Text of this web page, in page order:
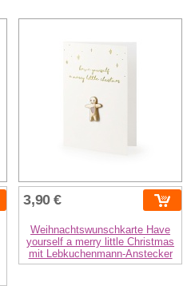
3,90 €
Weihnachtswunschkarte Have
yourself a merry little Christmas
mit Lebkuchenmann-Anstecker